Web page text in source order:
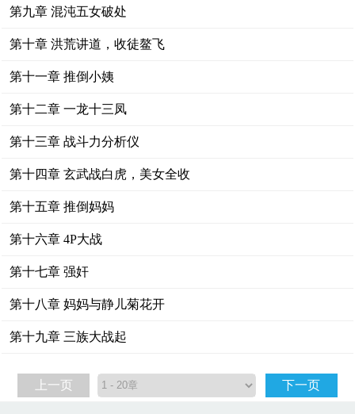
第九章 混沌五女破处
第十章 洪荒讲道，收徒鳌飞
第十一章 推倒小姨
第十二章 一龙十三凤
第十三章 战斗力分析仪
第十四章 玄武战白虎，美女全收
第十五章 推倒妈妈
第十六章 4P大战
第十七章 强奸
第十八章 妈妈与静儿菊花开
第十九章 三族大战起
上一页 下一页